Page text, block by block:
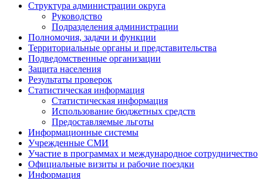
Структура администрации округа
Руководство
Подразделения администрации
Полномочия, задачи и функции
Территориальные органы и представительства
Подведомственные организации
Защита населения
Результаты проверок
Статистическая информация
Статистическая информация
Использование бюджетных средств
Предоставляемые льготы
Информационные системы
Учрежденные СМИ
Участие в программах и международное сотрудничество
Официальные визиты и рабочие поездки
Информация